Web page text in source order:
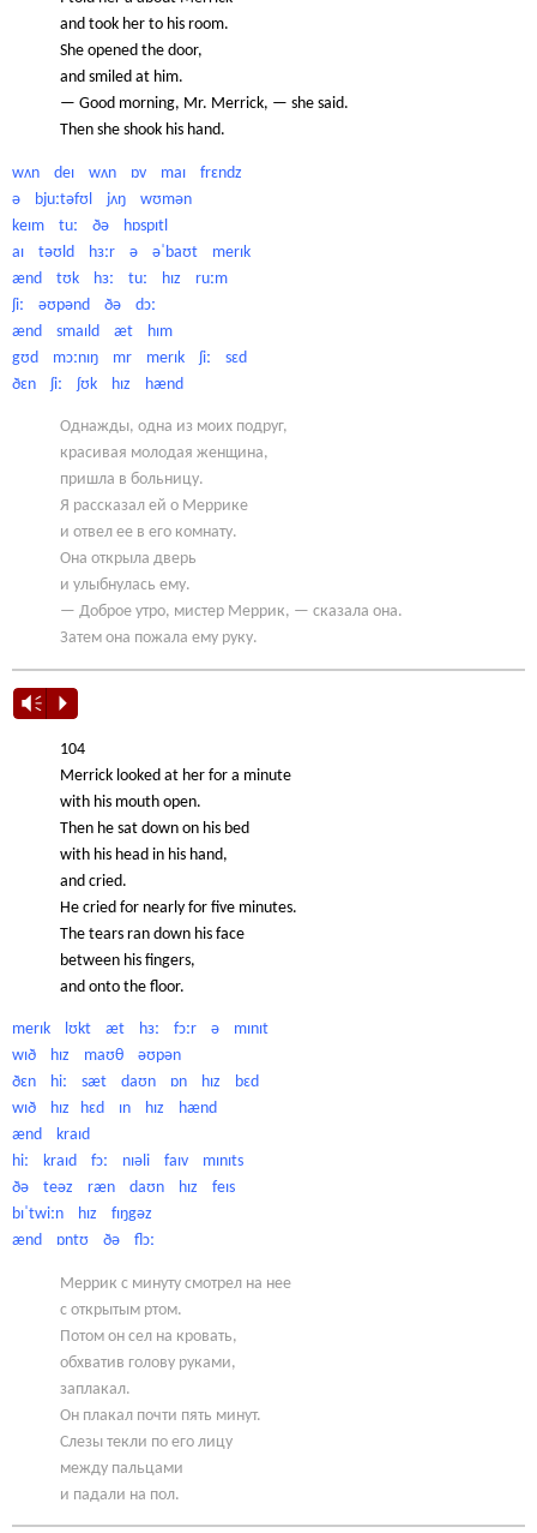
and took her to his room.
She opened the door,
and smiled at him.
— Good morning, Mr. Merrick, — she said.
Then she shook his hand.
wʌn deɪ wʌn ɒv maɪ frɛndz
ə bjuːtəfʊl jʌŋ wʊmən
keɪm tuː ðə hɒspɪtl
aɪ təʊld hɜːr ə əˈbaʊt merɪk
ænd tʊk hɜː tuː hɪz ruːm
ʃiː əʊpənd ðə dɔː
ænd smaɪld æt hɪm
gʊd mɔːnɪŋ mr merɪk ʃiː sɛd
ðɛn ʃiː ʃʊk hɪz hænd
Однажды, одна из моих подруг,
красивая молодая женщина,
пришла в больницу.
Я рассказал ей о Меррике
и отвел ее в его комнату.
Она открыла дверь
и улыбнулась ему.
— Доброе утро, мистер Меррик, — сказала она.
Затем она пожала ему руку.
Vm P
104
Merrick looked at her for a minute
with his mouth open.
Then he sat down on his bed
with his head in his hand,
and cried.
He cried for nearly for five minutes.
The tears ran down his face
between his fingers,
and onto the floor.
merɪk lʊkt æt hɜː fɔːr ə mɪnɪt
wɪð hɪz maʊθ əʊpən
ðɛn hiː sæt daʊn ɒn hɪz bɛd
wɪð hɪz hɛd ɪn hɪz hænd
ænd kraɪd
hiː kraɪd fɔː nɪəli faɪv mɪnɪts
ðə teəz ræn daʊn hɪz feɪs
bɪˈtwiːn hɪz fɪŋgəz
ænd ɒntʊ ðə flɔː
Меррик с минуту смотрел на нее
с открытым ртом.
Потом он сел на кровать,
обхватив голову руками,
заплакал.
Он плакал почти пять минут.
Слезы текли по его лицу
между пальцами
и падали на пол.